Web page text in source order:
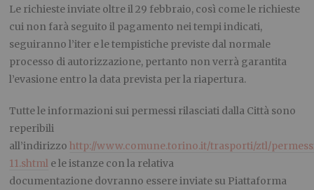
Le richieste inviate oltre il 29 febbraio, così come le richieste
cui non farà seguito il pagamento nei tempi indicati,
seguiranno l’iter e le tempistiche previste dal normale
processo di autorizzazione, pertanto non verrà garantita
l’evasione entro la data prevista per la riapertura.
Tutte le informazioni sui permessi rilasciati dalla Città sono
reperibili
all’indirizzohttp://www.comune.torino.it/trasporti/ztl/
11.shtml e le istanze con la relativa
documentazione dovranno essere inviate su Piattaforma